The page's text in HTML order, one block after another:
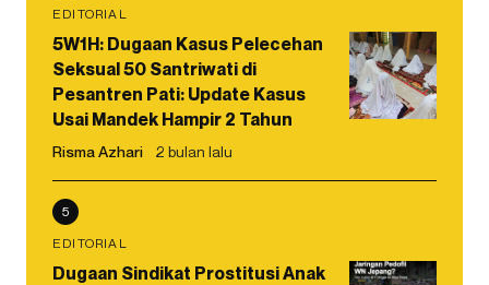
EDITORIAL
5W1H: Dugaan Kasus Pelecehan
Seksual 50 Santriwati di
Pesantren Pati: Update Kasus
Usai Mandek Hampir 2 Tahun
Risma Azhari 2 bulan lalu
5
EDITORIAL
Dugaan Sindikat Prostitusi Anak